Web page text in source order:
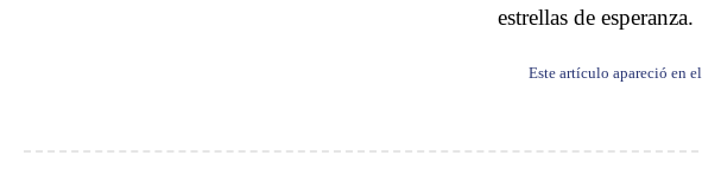
estrellas de esperanza.
Este artículo apareció en el